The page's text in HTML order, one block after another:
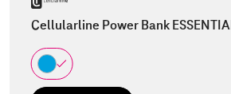
Cellularline Power Bank